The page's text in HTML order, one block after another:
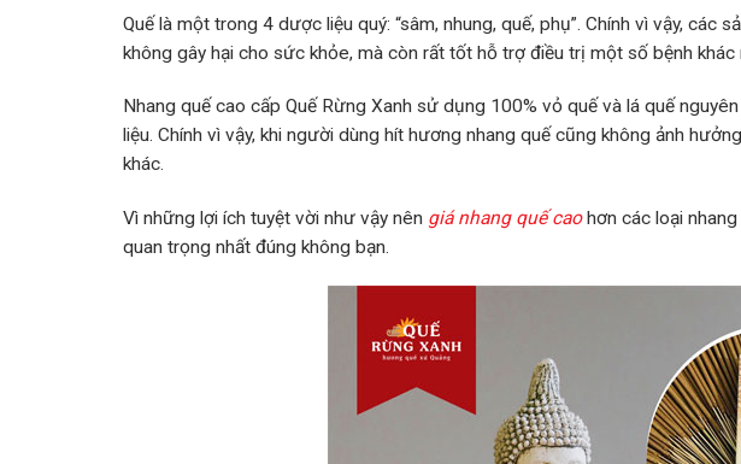
Quế là một trong 4 dược liệu quý: “sâm, nhung, quế, phụ”. Chính vì vậy, các
không gây hại cho sức khỏe, mà còn rất tốt hỗ trợ điều trị một số bệnh khác
Nhang quế cao cấp Quế Rừng Xanh sử dụng 100% vỏ quế và lá quế
liệu. Chính vì vậy, khi người dùng hít hương nhang quế cũng không ảnh
khác.
Vì những lợi ích tuyệt vời như vậy nên giá nhang quế caohơn các loại
quan trọng nhất đúng không bạn.